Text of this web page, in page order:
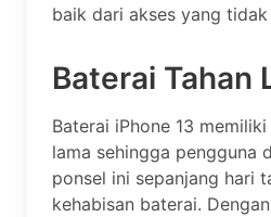
baik dari akses yang tidak
Baterai Tahan
Baterai iPhone 13
lama sehingga pengguna
ponsel ini sepanjang hari
kehabisan baterai.